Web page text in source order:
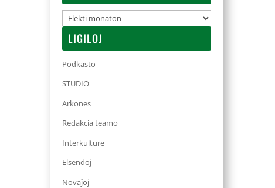
Arkivoj
LIGILOJ
Podkasto
STUDIO
Arkones
Redakcia teamo
Interkulture
Elsendoj
Novaĵoj